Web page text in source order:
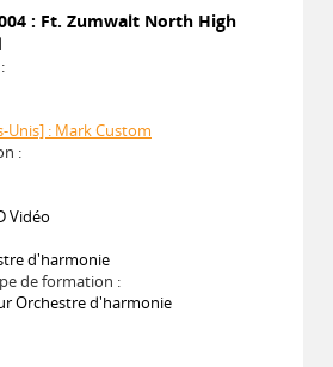
: Ft. Zumwalt North High
Unis] : Mark Custom
:
Vidéo
d'harmonie
de formation :
Orchestre d'harmonie